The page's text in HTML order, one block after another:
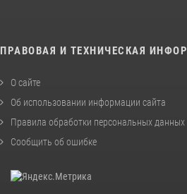
ПРАВОВАЯ И ТЕХНИЧЕСКАЯ
О сайте
Об использовании информации сайта
Правила обработки персональных данных
Сообщить об ошибке